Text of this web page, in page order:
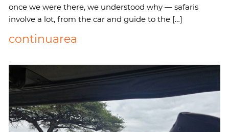
once we were there, we understood why — safaris
involve a lot, from the car and guide to the […]
continuarea